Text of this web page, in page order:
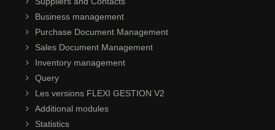
Business management
Purchase Document Management
Sales Document Management
Inventory management
Query
Les versions FLEXI GESTION V2
Additional modules
Statistics